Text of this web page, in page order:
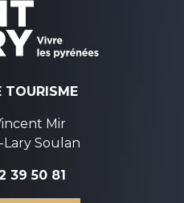
TOURISME
Mir
Lary Soulan
39 50 81